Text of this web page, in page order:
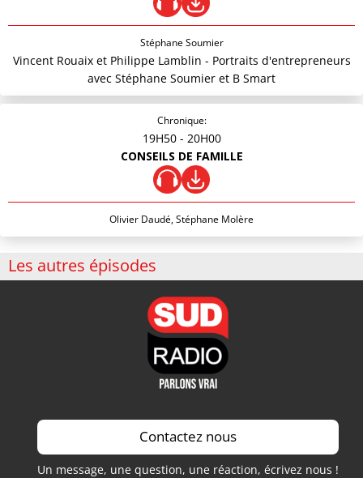
Stéphane Soumier
Vincent Rouaix et Philippe Lamblin - Portraits d'entrepreneurs
avec Stéphane Soumier et B Smart
Chronique:
19H50 - 20H00
CONSEILS DE FAMILLE
Olivier Daudé, Stéphane Molère
Les autres épisodes
Contactez nous
Un message, une question, une réaction, écrivez nous !